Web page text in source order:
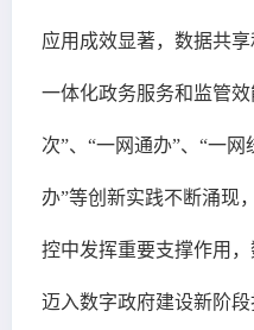
应用成效显著，数据共
一体化政务服务和监管
次”、“一网通办”、“一
办”等创新实践不断涌现
控中发挥重要支撑作用
迈入数字政府建设新阶